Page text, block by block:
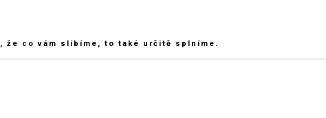
že co vám slíbíme, to také určitě splníme.